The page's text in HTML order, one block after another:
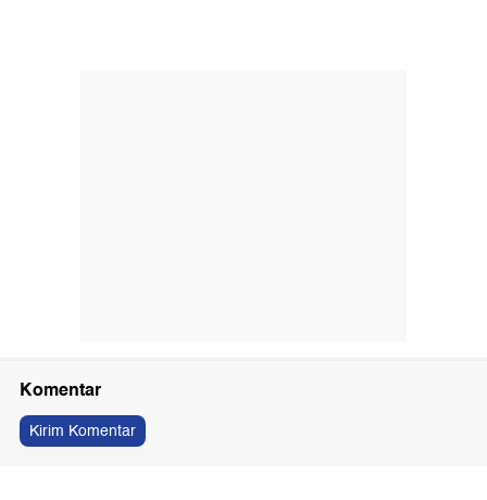
Komentar
Kirim Komentar